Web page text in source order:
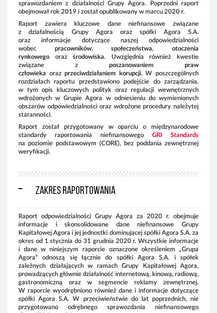
sprawozdaniem z działalności Grupy Agora. Poprzedni raport
obejmował rok 2019 i został opublikowany w marcu 2020 r.
Raport zawiera kluczowe dane niefinansowe związane
z działalnością Grupy Agora oraz spółki Agora S.A.
oraz informacje dotyczące naszej odpowiedzialności
wobec pracowników,społeczeństwa, otoczenia
rynkowego orazśrodowiska. Uwzględnia również kwestie
związane z poszanowaniem praw
człowieka orazprzeciwdziałaniem korupcji. W poszczególnych
rozdziałach raportu przedstawiono podejście do zarządzania,
w tym opis kluczowych polityk oraz regulacji wewnętrznych
wdrożonych w Grupie Agora w odniesieniu do wymienionych
obszarów odpowiedzialności oraz wdrożone procedury należytej
staranności.
Raport został przygotowany w oparciu o międzynarodowe
standardy raportowania niefinansowego GRI Standards
na poziomie podstawowym (CORE), bez poddania zewnętrznej
weryfikacji.
Zakres raportowania
Raport odpowiedzialności Grupy Agora za 2020 r. obejmuje
informacje i skonsolidowane dane niefinansowe Grupy
Kapitałowej Agora i jej jednostki dominującej spółki Agora S.A. za
okres od 1 stycznia do 31 grudnia 2020 r. Wszystkie informacje
i dane w niniejszym raporcie oznaczone określeniem „Grupa
Agora” odnoszą się łącznie do spółki Agora S.A. i spółek
zależnych działających w ramach Grupy Kapitałowej Agora,
prowadzących głównie działalność internetową, kinową, radiową,
gastronomiczną oraz w segmencie reklamy zewnętrznej.
W raporcie wyodrębniono również dane i informacje dotyczące
spółki Agora S.A. W przeciwieństwie do lat poprzednich, nie
przygotowano odrębnego sprawozdania niefinansowego